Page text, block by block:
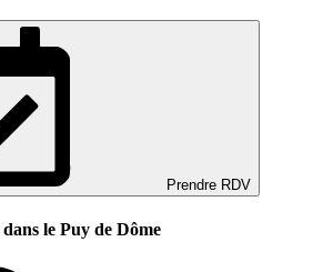
Prendre RDV
le Puy de Dôme